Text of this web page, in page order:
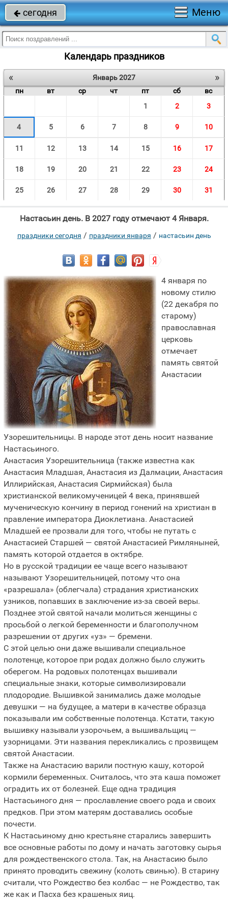
 сегодня Меню
Календарь праздников
« »
Январь 2027
пн
вт ср чт пт сб
вс
1
2 3
4 5 6 7 8 9 10
11 12 13 14 15 16 17
18 19 20 21 22 23 24
25 26 27 28 29 30 31
Настасьин день. В 2027 году отмечают 4 Января.
праздники сегодня / праздники января / настасьин день
4 января по
новому стилю
(22 декабря по
старому)
православная
церковь
отмечает
память святой
Анастасии
Узорешительницы. В народе этот день носит название
Настасьиного.
Анастасия Узорешительница (также известна как
Анастасия Младшая, Анастасия из Далмации, Анастасия
Иллирийская, Анастасия Сирмийская) была
христианской великомученицей 4 века, принявшей
мученическую кончину в период гонений на христиан в
правление императора Диоклетиана. Анастасией
Младшей ее прозвали для того, чтобы не путать с
Анастасией Старшей — святой Анастасией Римляныней,
память которой отдается в октябре.
Но в русской традиции ее чаще всего называют
называют Узорешительницей, потому что она
«разрешала» (облегчала) страдания христианских
узников, попавших в заключение из-за своей веры.
Позднее этой святой начали молиться женщины с
просьбой о легкой беременности и благополучном
разрешении от других «уз» — бремени.
С этой целью они даже вышивали специальное
полотенце, которое при родах должно было служить
оберегом. На родовых полотенцах вышивали
специальные знаки, которые символизировали
плодородие. Вышивкой занимались даже молодые
девушки — на будущее, а матери в качестве образца
показывали им собственные полотенца. Кстати, такую
вышивку называли узорочьем, а вышивальщиц —
узорницами. Эти названия перекликались с прозвищем
святой Анастасии.
Также на Анастасию варили постную кашу, которой
кормили беременных. Считалось, что эта каша поможет
оградить их от болезней. Еще одна традиция
Настасьиного дня — прославление своего рода и своих
предков. При этом матерям доставались особые
почести.
К Настасьиному дню крестьяне старались завершить
все основные работы по дому и начать заготовку сырья
для рождественского стола. Так, на Анастасию было
принято проводить свежину (колоть свинью). В старину
считали, что Рождество без колбас — не Рождество, так
же как и Пасха без крашеных яиц.